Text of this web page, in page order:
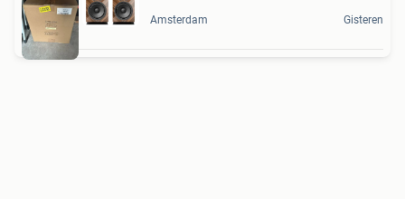
Amsterdam Gisteren